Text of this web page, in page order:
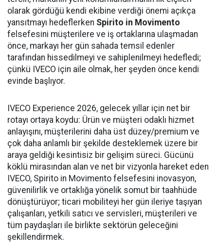
olarak gördüğü kendi ekibine verdiği önemi açıkça
yansıtmayı hedeflerken Spirito in Movimento
felsefesini müşterilere ve iş ortaklarına ulaşmadan
önce, markayı her gün sahada temsil edenler
tarafından hissedilmeyi ve sahiplenilmeyi hedefledi;
çünkü IVECO için aile olmak, her şeyden önce kendi
evinde başlıyor.
IVECO Experience 2026, gelecek yıllar için net bir
rotayı ortaya koydu: Ürün ve müşteri odaklı hizmet
anlayışını, müşterilerini daha üst düzey/premium ve
çok daha anlamlı bir şekilde desteklemek üzere bir
araya geldiği kesintisiz bir gelişim süreci. Gücünü
köklü mirasından alan ve net bir vizyonla hareket eden
IVECO, Spirito in Movimento felsefesini inovasyon,
güvenilirlik ve ortaklığa yönelik somut bir taahhüde
dönüştürüyor; ticari mobiliteyi her gün ileriye taşıyan
çalışanları, yetkili satıcı ve servisleri, müşterileri ve
tüm paydaşları ile birlikte sektörün geleceğini
şekillendirmek.